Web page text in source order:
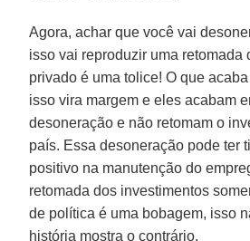
Agora, achar que você vai
isso vai reproduzir uma reto­mada
privado é uma to­lice! O que
isso vira margem e eles acabam
desoneração e não retomam o
país. Essa desonera­ção pode ter
positi­vo na manutenção do
retomada dos investimentos
de política é uma bobagem, isso
história mostra o contrário.